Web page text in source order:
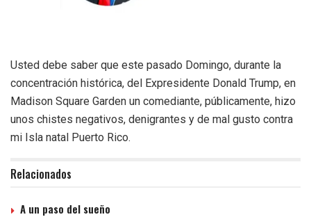
Usted debe saber que este pasado Domingo, durante la
concentración histórica, del Expresidente Donald Trump, en
Madison Square Garden un comediante, públicamente, hizo
unos chistes negativos, denigrantes y de mal gusto contra
mi Isla natal Puerto Rico.
Relacionados
A un paso del sueño